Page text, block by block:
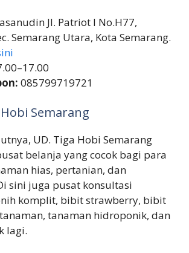
Jl. Patriot I No.H77,
Semarang Utara, Kota Semarang.
085799719721
Semarang
UD. Tiga Hobi Semarang
belanja yang cocok bagi para
hias, pertanian, dan
sini juga pusat konsultasi
komplit, bibit strawberry, bibit
tanaman hidroponik, dan
lagi.